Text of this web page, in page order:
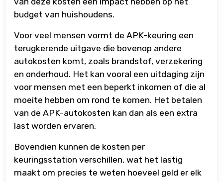
budget van huishoudens.
Voor veel mensen vormt de APK-keuring een
terugkerende uitgave die bovenop andere
autokosten komt, zoals brandstof, verzekering
en onderhoud. Het kan vooral een uitdaging zijn
voor mensen met een beperkt inkomen of die al
moeite hebben om rond te komen. Het betalen
van de APK-autokosten kan dan als een extra
last worden ervaren.
Bovendien kunnen de kosten per
keuringsstation verschillen, wat het lastig
maakt om precies te weten hoeveel geld er elk